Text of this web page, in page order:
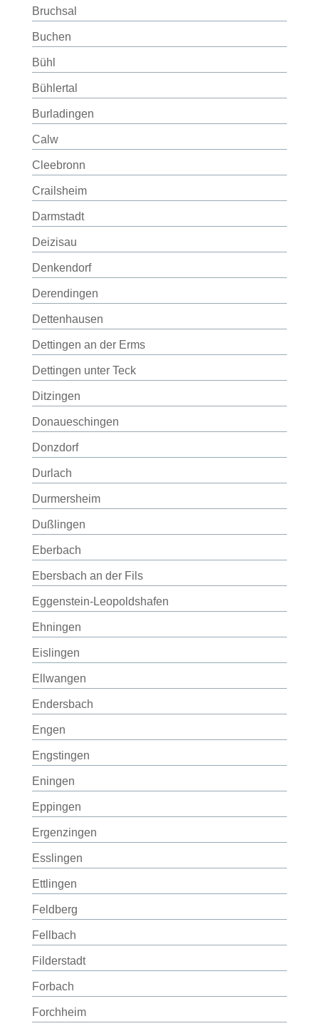
Bruchsal
Buchen
Bühl
Bühlertal
Burladingen
Calw
Cleebronn
Crailsheim
Darmstadt
Deizisau
Denkendorf
Derendingen
Dettenhausen
Dettingen an der Erms
Dettingen unter Teck
Ditzingen
Donaueschingen
Donzdorf
Durlach
Durmersheim
Dußlingen
Eberbach
Ebersbach an der Fils
Eggenstein-Leopoldshafen
Ehningen
Eislingen
Ellwangen
Endersbach
Engen
Engstingen
Eningen
Eppingen
Ergenzingen
Esslingen
Ettlingen
Feldberg
Fellbach
Filderstadt
Forbach
Forchheim